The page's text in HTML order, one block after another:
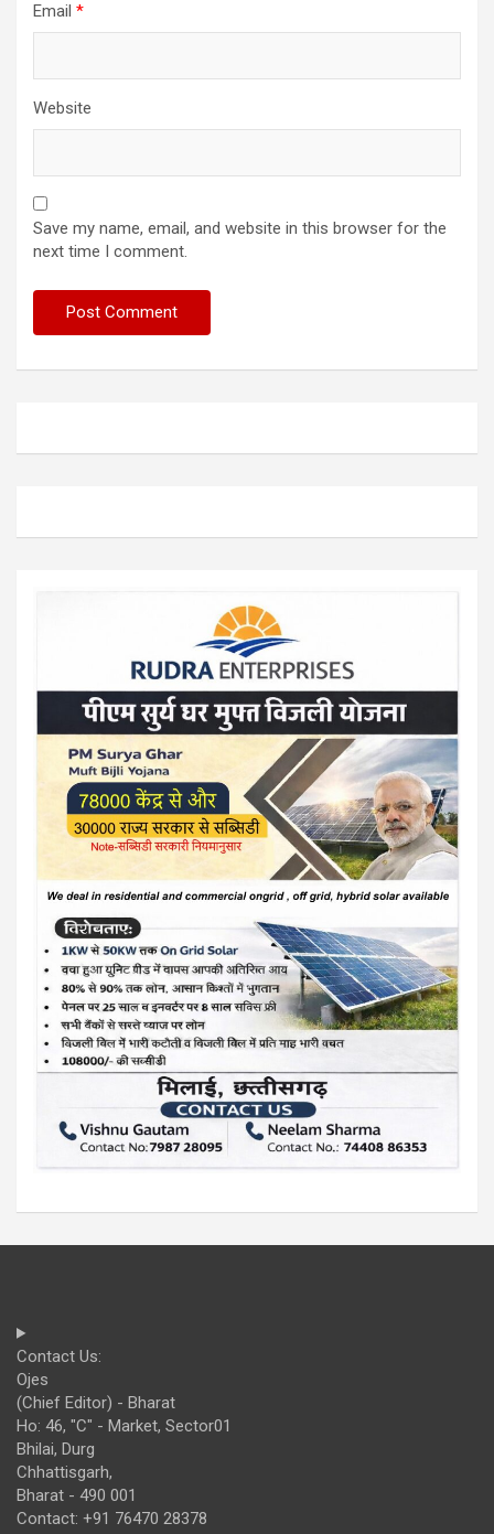
Email *
Website
Save my name, email, and website in this browser for the
next time I comment.
Contact Us:
Ojes
(Chief Editor) - Bharat
Ho: 46, "C" - Market, Sector01
Bhilai, Durg
Chhattisgarh,
Bharat - 490 001
Contact: +91 76470 28378